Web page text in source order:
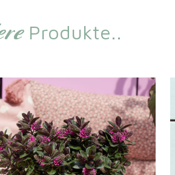
Produkte..